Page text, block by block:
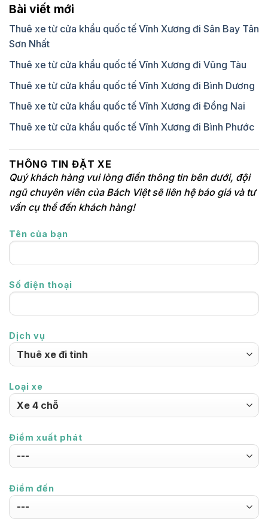
Bài viết mới
Thuê xe từ cửa khẩu quốc tế Vĩnh Xương đi Sân Bay Tân
Sơn Nhất
Thuê xe từ cửa khẩu quốc tế Vĩnh Xương đi Vũng Tàu
Thuê xe từ cửa khẩu quốc tế Vĩnh Xương đi Bình Dương
Thuê xe từ cửa khẩu quốc tế Vĩnh Xương đi Đồng Nai
Thuê xe từ cửa khẩu quốc tế Vĩnh Xương đi Bình Phước
THÔNG TIN ĐẶT XE
Quý khách hàng vui lòng điền thông tin bên dưới, đội
ngũ chuyên viên của Bách Việt sẽ liên hệ báo giá và tư
vấn cụ thể đến khách hàng!
Tên của bạn
Số điện thoại
Dịch vụ
Loại xe
Điểm xuất phát
Điểm đến